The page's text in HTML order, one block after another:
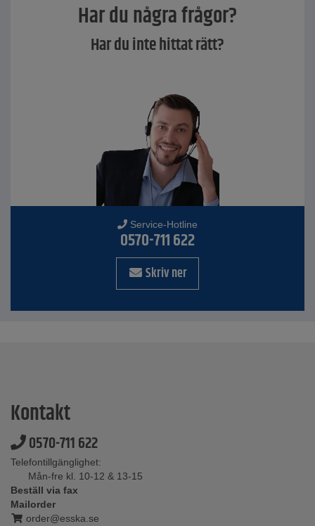
Har du några frågor?
Har du inte hittat rätt?
Service-Hotline
0570-711 622
Skriv ner
Kontakt
0570-711 622
Telefontillgänglighet:
Mån-fre kl. 10-12 & 13-15
Beställ via fax
Mailorder
order@esska.se